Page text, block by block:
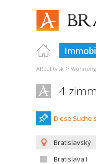
AReality.sk >
4-
Diese Suche
Bratislavský
Bratislava I